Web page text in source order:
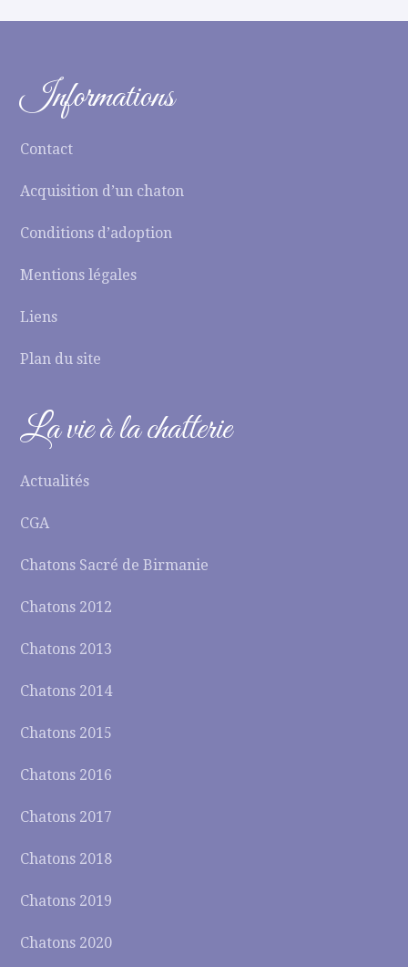
Informations
Contact
Acquisition d’un chaton
Conditions d’adoption
Mentions légales
Liens
Plan du site
La vie à la chatterie
Actualités
CGA
Chatons Sacré de Birmanie
Chatons 2012
Chatons 2013
Chatons 2014
Chatons 2015
Chatons 2016
Chatons 2017
Chatons 2018
Chatons 2019
Chatons 2020